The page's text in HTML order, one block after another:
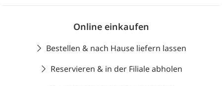
Online einkaufen
Bestellen & nach Hause liefern lassen
Reservieren & in der Filiale abholen